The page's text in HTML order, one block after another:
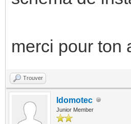
merci pour ton
Trouver
Idomotec
Junior Member